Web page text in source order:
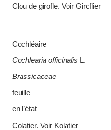
Clou de girofle. Voir Giroflier
Cochléaire
Cochlearia officinalis L.
Brassicaceae
feuille
en l’état
Colatier. Voir Kolatier